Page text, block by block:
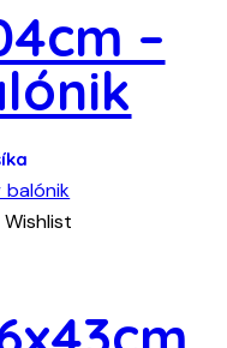
Možnosti
si
môžete
vybrať
stránke
produktu.
–
produkt
má